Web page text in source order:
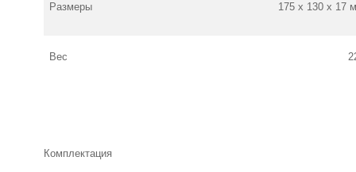
Размеры 175 х 130 х 17
Вес
Комплектация